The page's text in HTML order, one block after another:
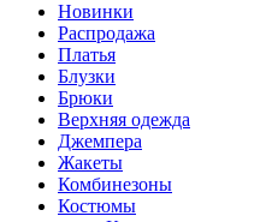
Новинки
Распродажа
Платья
Блузки
Брюки
Верхняя одежда
Джемпера
Жакеты
Комбинезоны
Костюмы